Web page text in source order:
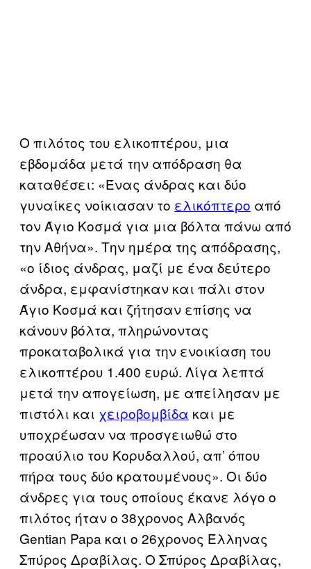
Ο πιλότος του ελικοπτέρου, μια
εβδομάδα μετά την απόδραση θα
καταθέσει: «Ένας άνδρας και δύο
γυναίκες νοίκιασαν το ελικόπτερο από
τον Άγιο Κοσμά για μια βόλτα πάνω από
την Αθήνα». Την ημέρα της απόδρασης,
«ο ίδιος άνδρας, μαζί με ένα δεύτερο
άνδρα, εμφανίστηκαν και πάλι στον
Άγιο Κοσμά και ζήτησαν επίσης να
κάνουν βόλτα, πληρώνοντας
προκαταβολικά για την ενοικίαση του
ελικοπτέρου 1.400 ευρώ. Λίγα λεπτά
μετά την απογείωση, με απείλησαν με
πιστόλι και χειροβομβίδα και με
υποχρέωσαν να προσγειωθώ στο
προαύλιο του Κορυδαλλού, απ’ όπου
πήρα τους δύο κρατουμένους». Οι δύο
άνδρες για τους οποίους έκανε λόγο ο
πιλότος ήταν ο 38χρονος Αλβανός
Gentian Papa και ο 26χρονος Έλληνας
Σπύρος Δραβίλας. Ο Σπύρος Δραβίλας,